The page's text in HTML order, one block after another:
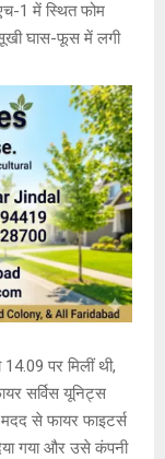
1 में स्थित फोम
घास-फूस में लगी
पर मिलीं थी,
सर्विस यूनिट्स
से फायर फाइटर्स
गया और उसे कंपनी